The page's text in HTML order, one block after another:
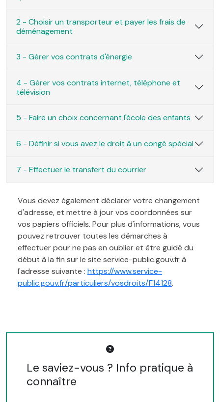
2 - Choisir un transporteur et payer les frais de
déménagement
3 - Gérer vos contrats d'énergie
4 - Gérer vos contrats internet, téléphone et
télévision
5 - Faire un choix concernant l'école des enfants
6 - Définir si vous avez le droit à un congé spécial
7 - Effectuer le transfert du courrier
Vous devez également déclarer votre changement
d'adresse, et mettre à jour vos coordonnées sur
vos papiers officiels. Pour plus d'informations, vous
pouvez retrouver toutes les démarches à
effectuer pour ne pas en oublier et être guidé du
début à la fin sur le site service-public.gouv.fr à
l'adresse suivante : https://www.service-
public.gouv.fr/particuliers/vosdroits/F14128.
Le saviez-vous ? Info pratique à
connaître